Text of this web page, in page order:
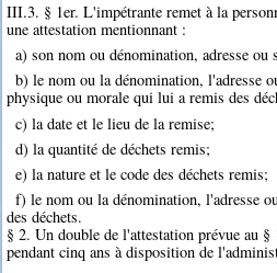
III.3. § 1er. L'impétrante remet à la
une attestation mentionnant :
a) son nom ou dénomination, adresse ou
b) le nom ou la dénomination, l'adresse
physique ou morale qui lui a remis des
c) la date et le lieu de la remise;
d) la quantité de déchets remis;
e) la nature et le code des déchets remis;
f) le nom ou la dénomination, l'adresse
des déchets.
§ 2. Un double de l'attestation prévue au
pendant cinq ans à disposition de